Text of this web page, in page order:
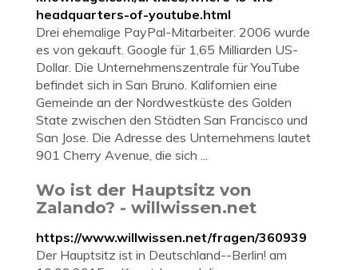
headquarters-of-youtube.html
Drei ehemalige PayPal-Mitarbeiter. 2006 wurde
es von gekauft. Google für 1,65 Milliarden US-
Dollar. Die Unternehmenszentrale für YouTube
befindet sich in San Bruno. Kalifornien eine
Gemeinde an der Nordwestküste des Golden
State zwischen den Städten San Francisco und
San Jose. Die Adresse des Unternehmens lautet
901 Cherry Avenue, die sich ...
Wo ist der Hauptsitz von
Zalando? - willwissen.net
https://www.willwissen.net/fragen/360939
Der Hauptsitz ist in Deutschland--Berlin! am